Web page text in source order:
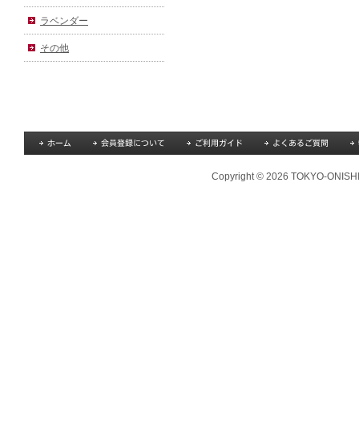
ラベンダー
その他
Copyright © 2026 TOKYO-